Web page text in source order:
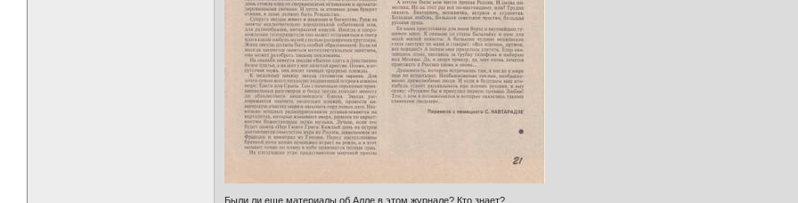
Были ли еще материалы об Алле в этом журнале? Кто знает?